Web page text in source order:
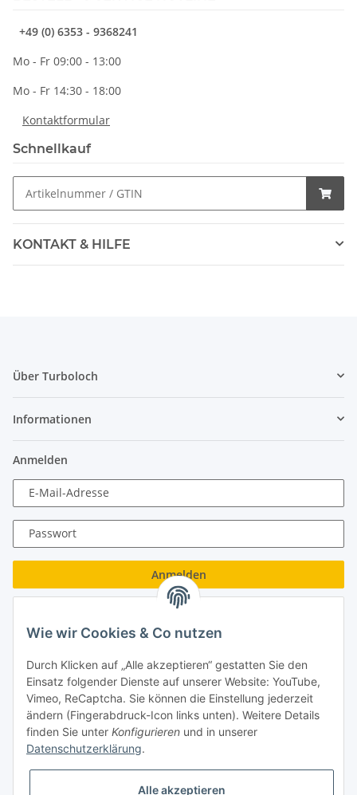
+49 (0) 6353 - 9368241
Mo - Fr 09:00 - 13:00
Mo - Fr 14:30 - 18:00
Kontaktformular
Schnellkauf
KONTAKT & HILFE
Über Turboloch
Informationen
Anmelden
E-Mail-Adresse
Passwort
Anmelden
Neu hier?Jetzt registrieren!
Turboloch GmbH
Almenweg 27
67256 Weisenheim am Sand
Wie wir Cookies & Co nutzen
Durch Klicken auf „Alle akzeptieren“ gestatten Sie den
Einsatz folgender Dienste auf unserer Website: YouTube,
Vimeo, ReCaptcha. Sie können die Einstellung jederzeit
ändern (Fingerabdruck-Icon links unten). Weitere Details
finden Sie unter Konfigurieren und in unserer
Datenschutzerklärung.
Alle akzeptieren